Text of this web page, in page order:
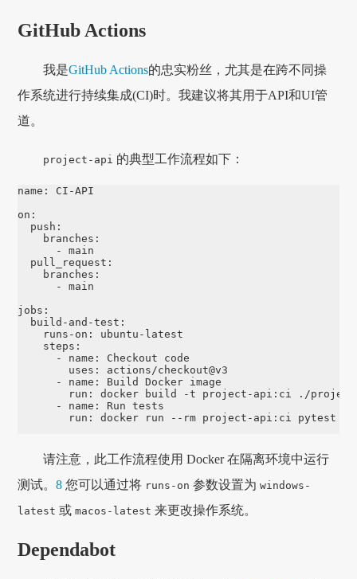
GitHub Actions
我是GitHub Actions的忠实粉丝，尤其是在跨不同操
作系统进行持续集成(CI)时。我建议将其用于API和UI管
道。
project-api 的典型工作流程如下：
name :
CI-API
on :
push :
branches :
-
main
pull_request :
branches :
-
main
jobs :
build-and-test :
runs-on :
ubuntu-latest
steps :
-
name :
Checkout code
uses :
actions/checkout@v3
-
name :
Build Docker image
run :
docker build -t project-api:ci ./
-
name :
Run tests
run : docker run --rm project-api:ci pytest
请注意，此工作流程使用 Docker 在隔离环境中运行
测试。8 您可以通过将 runs-on 参数设置为windows-
latest 或macos-latest 来更改操作系统。
Dependabot